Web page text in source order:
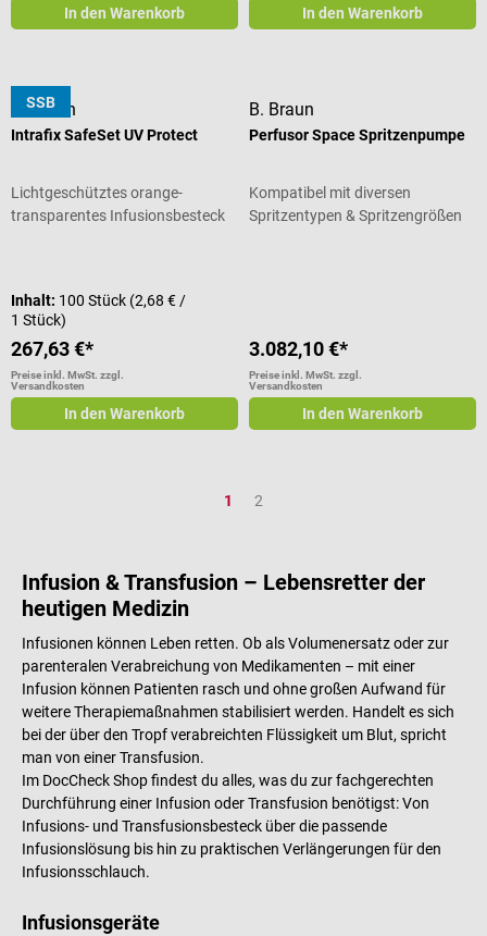
In den Warenkorb In den Warenkorb
SSB
B. Braun
Intrafix SafeSet UV Protect
Lichtgeschütztes orange-
transparentes Infusionsbesteck
Inhalt: 100 Stück (2,68 € /
1 Stück)
267,63 €*
Preise inkl. MwSt. zzgl.
Versandkosten
In den Warenkorb
B. Braun
Perfusor Space Spritzenpumpe
Kompatibel mit diversen
Spritzentypen & Spritzengrößen
3.082,10 €*
Preise inkl. MwSt. zzgl.
Versandkosten
In den Warenkorb
Seite
1 Seite
2
Infusion & Transfusion – Lebensretter der
heutigen Medizin
Infusionen können Leben retten. Ob als Volumenersatz oder zur
parenteralen Verabreichung von Medikamenten – mit einer
Infusion können Patienten rasch und ohne großen Aufwand für
weitere Therapiemaßnahmen stabilisiert werden. Handelt es sich
bei der über den Tropf verabreichten Flüssigkeit um Blut, spricht
man von einer Transfusion.
Im DocCheck Shop findest du alles, was du zur fachgerechten
Durchführung einer Infusion oder Transfusion benötigst: Von
Infusions- und Transfusionsbesteck über die passende
Infusionslösung bis hin zu praktischen Verlängerungen für den
Infusionsschlauch.
Infusionsgeräte